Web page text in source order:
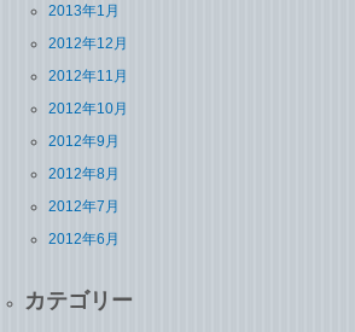
2013年1月
2012年12月
2012年11月
2012年10月
2012年9月
2012年8月
2012年7月
2012年6月
カテゴリー